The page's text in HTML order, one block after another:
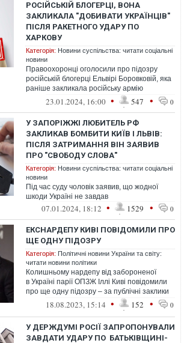
РОСІЙСЬКІЙ БЛОГЕРЦІ, ВОНА
ЗАКЛИКАЛА "ДОБИВАТИ УКРАЇНЦІВ"
ПІСЛЯ РАКЕТНОГО УДАРУ ПО
ХАРКОВУ
Категорія: Новини суспільства: читати соціальні
новини
Правоохоронці оголосили про підозру
російській блогерці Ельвірі Боровковій, яка
раніше закликала російську армію
"добивати" жителів Харкова.
23.01.2024, 16:00 • 547 • 0
У ЗАПОРІЖЖІ ЛЮБИТЕЛЬ РФ
ЗАКЛИКАВ БОМБИТИ КИЇВ І ЛЬВІВ:
ПІСЛЯ ЗАТРИМАННЯ ВІН ЗАЯВИВ
ПРО "СВОБОДУ СЛОВА"
Категорія: Новини суспільства: читати соціальні
новини
Під час суду чоловік заявив, що жодної
шкоди Україні не завдав
07.01.2024, 18:12 • 1529 • 0
ЕКСНАРДЕПУ КИВІ ПОВІДОМИЛИ ПРО
ЩЕ ОДНУ ПІДОЗРУ
Категорія: Політичні новини України та світу:
читати новини політики
Колишньому нардепу від забороненої
в Україні парії ОПЗЖ Іллі Киві повідомили
про ще одну підозру – за публічні заклики
до насильницької зміни конститу...
18.08.2023, 15:14 • 152 • 0
У ДЕРЖДУМІ РОСІЇ ЗАПРОПОНУВАЛИ
ЗАВДАТИ УДАРУ ПО БАТЬКІВЩИНІ-